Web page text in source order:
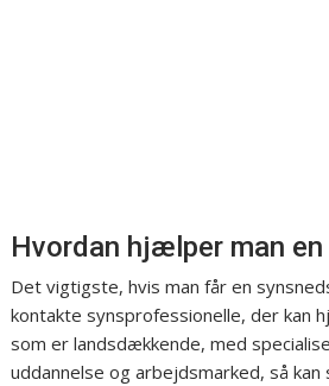
Hvordan hjælper man en
Det vigtigste, hvis man får en
kontakte synsprofessionelle, der kan
som er landsdækkende, med
uddannelse og arbejdsmarked, så